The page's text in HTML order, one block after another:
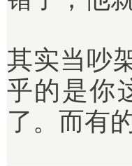
其实当吵
乎的是你
了。而有